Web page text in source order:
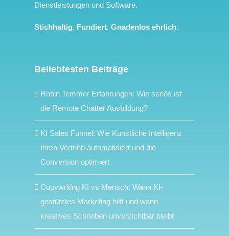
Dienstleistungen und Software.
Stichhaltig. Fundiert. Gnadenlos ehrlich.
Beliebtesten Beiträge
Robin Temmer Erfahrungen: Wie seriös ist
die Remote Chatter Ausbildung?
KI Sales Funnel: Wie Künstliche Intelligenz
Ihren Vertrieb automatisiert und die
Conversion optimiert
Copywriting KI vs Mensch: Wann KI-
gestütztes Marketing hilft und wann
kreatives Schreiben unverzichtbar bleibt